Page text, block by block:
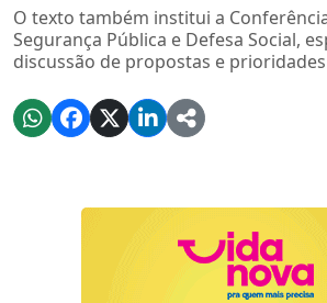
O texto também institui a
Segurança Pública e Defesa Social,
discussão de propostas e